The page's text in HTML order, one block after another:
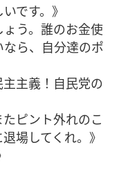
です。》
ょう。誰のお金使
ら、自分達のポ
主主義！自民党の
ピント外れのこ
場してくれ。》